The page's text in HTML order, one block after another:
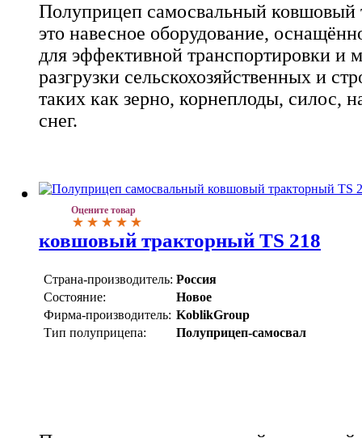
Полуприцеп самосвальный ковшовый
это навесное оборудование,
для эффективной транспортировки и
разгрузки сельскохозяйственных и
таких как зерно, корнеплоды, силос,
снег.
Оцените товар
ковшовый тракторный TS 218
Страна-производитель: Россия
Состояние:
Новое
Фирма-производитель: KoblikGroup
Тип полуприцепа:
Полуприцеп-самосвал